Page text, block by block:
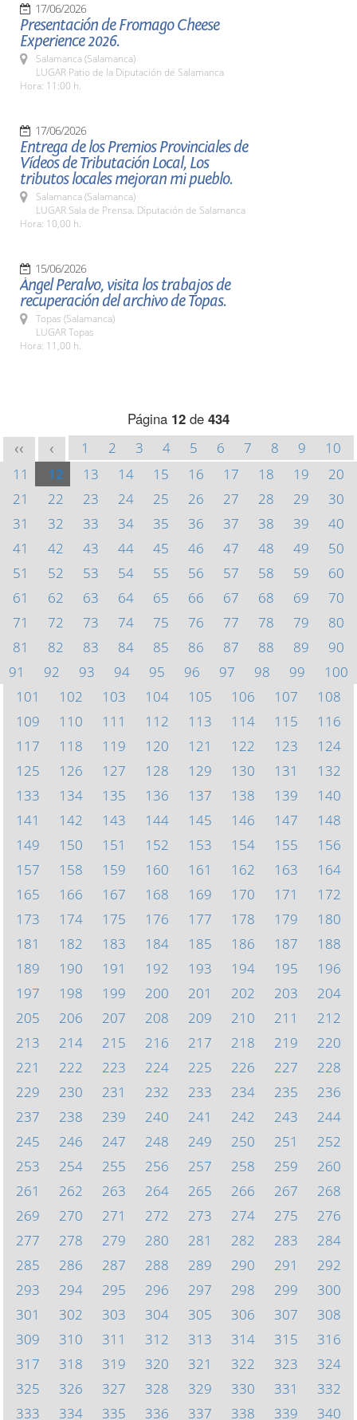
17/06/2026
Presentación de Fromago Cheese
Experience 2026.
Salamanca (Salamanca)
LUGAR Patio de la Diputación de Salamanca
Hora: 11:00 h.
17/06/2026
Entrega de los Premios Provinciales de
Vídeos de Tributación Local, Los
tributos locales mejoran mi pueblo.
Salamanca (Salamanca)
LUGAR Sala de Prensa. Diputación de Salamanca
Hora: 10,00 h.
15/06/2026
Ángel Peralvo, visita los trabajos de
recuperación del archivo de Topas.
Topas (Salamanca)
LUGAR Topas
Hora: 11,00 h.
Página 12 de 434
<< < 1 2 3 4 5 6 7 8 9
10
11
12 13 14 15 16 17 18 19
20
21
22 23 24 25 26 27 28 29
30
31
32 33 34 35 36 37 38 39
40
41
42 43 44 45 46 47 48 49
50
51
52 53 54 55 56 57 58 59
60
61
62 63 64 65 66 67 68 69
70
71
72 73 74 75 76 77 78 79
80
81
82 83 84 85 86 87 88 89
90
91
92 93 94 95 96 97 98 99
100
101
102 103 104 105 106 107
108
109
110 111 112 113 114 115
116
117
118 119 120 121 122 123
124
125
126 127 128 129 130 131
132
133
134 135 136 137 138 139
140
141
142 143 144 145 146 147
148
149
150 151 152 153 154 155
156
157
158 159 160 161 162 163
164
165
166 167 168 169 170 171
172
173
174 175 176 177 178 179
180
181
182 183 184 185 186 187
188
189
190 191 192 193 194 195
196
197
198 199 200 201 202 203
204
205
206 207 208 209 210 211
212
213
214 215 216 217 218 219
220
221
222 223 224 225 226 227
228
229
230 231 232 233 234 235
236
237
238 239 240 241 242 243
244
245
246 247 248 249 250 251
252
253
254 255 256 257 258 259
260
261
262 263 264 265 266 267
268
269
270 271 272 273 274 275
276
277
278 279 280 281 282 283
284
285
286 287 288 289 290 291
292
293
294 295 296 297 298 299
300
301
302 303 304 305 306 307
308
309
310 311 312 313 314 315
316
317
318 319 320 321 322 323
324
325
326 327 328 329 330 331
332
333
334 335 336 337 338 339 340